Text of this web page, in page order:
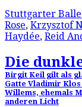
Stuttgarter
Rose, Krzysztof
Haydée, Reid
Die
Birgit Keil gilt als
Gatte Vladimir
Willems, ehemals
anderen Licht